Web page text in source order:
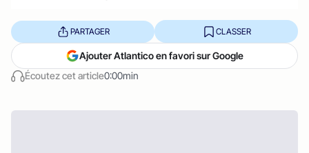
Écoutez cet article0:00min
PARTAGER CLASSER
Ajouter Atlantico en favori sur Google